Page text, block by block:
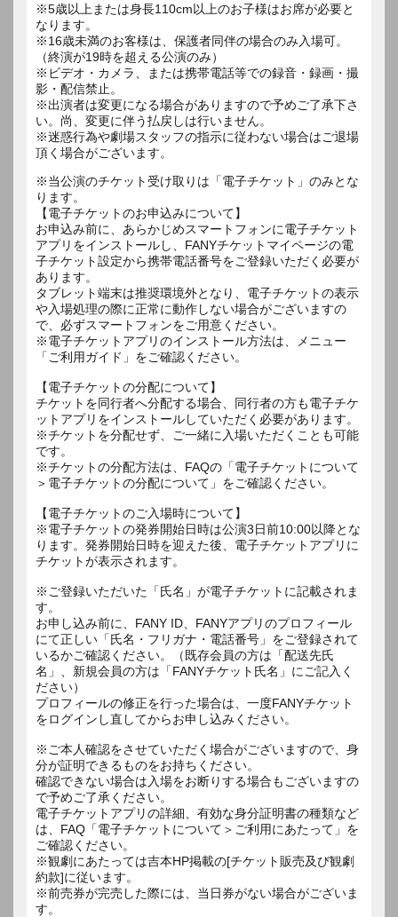
※5歳以上または身長110cm以上のお子様はお席が必要と
なります。
※16歳未満のお客様は、保護者同伴の場合のみ入場可。
（終演が19時を超える公演のみ）
※ビデオ・カメラ、または携帯電話等での録音・録画・撮
影・配信禁止。
※出演者は変更になる場合がありますので予めご了承下さ
い。尚、変更に伴う払戻しは行いません。
※迷惑行為や劇場スタッフの指示に従わない場合はご退場
頂く場合がございます。
※当公演のチケット受け取りは「電子チケット」のみとな
ります。
【電子チケットのお申込みについて】
お申込み前に、あらかじめスマートフォンに電子チケット
アプリをインストールし、FANYチケットマイページの電
子チケット設定から携帯電話番号をご登録いただく必要が
あります。
タブレット端末は推奨環境外となり、電子チケットの表示
や入場処理の際に正常に動作しない場合がございますの
で、必ずスマートフォンをご用意ください。
※電子チケットアプリのインストール方法は、メニュー
「ご利用ガイド」をご確認ください。
【電子チケットの分配について】
チケットを同行者へ分配する場合、同行者の方も電子チケ
ットアプリをインストールしていただく必要があります。
※チケットを分配せず、ご一緒に入場いただくことも可能
です。
※チケットの分配方法は、FAQの「電子チケットについて
＞電子チケットの分配について」をご確認ください。
【電子チケットのご入場時について】
※電子チケットの発券開始日時は公演3日前10:00以降とな
ります。発券開始日時を迎えた後、電子チケットアプリに
チケットが表示されます。
※ご登録いただいた「氏名」が電子チケットに記載されま
す。
お申し込み前に、FANY ID、FANYアプリのプロフィール
にて正しい「氏名・フリガナ・電話番号」をご登録されて
いるかご確認ください。（既存会員の方は「配送先氏
名」、新規会員の方は「FANYチケット氏名」にご記入く
ださい）
プロフィールの修正を行った場合は、一度FANYチケット
をログインし直してからお申し込みください。
※ご本人確認をさせていただく場合がございますので、身
分が証明できるものをお持ちください。
確認できない場合は入場をお断りする場合もございますの
で予めご了承ください。
電子チケットアプリの詳細、有効な身分証明書の種類など
は、FAQ「電子チケットについて＞ご利用にあたって」を
ご確認ください。
※観劇にあたっては吉本HP掲載の[チケット販売及び観劇
約款]に従います。
※前売券が完売した際には、当日券がない場合がございま
す。